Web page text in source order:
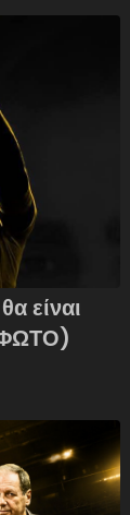
είναι